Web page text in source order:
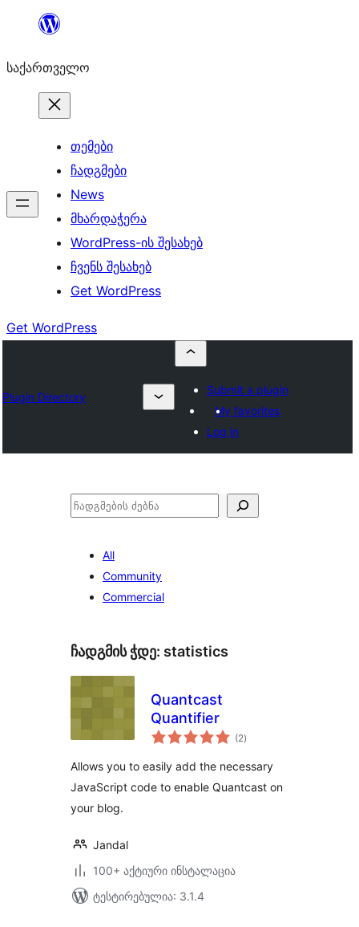
შიგთავსზე
საქართველო
თემები
ჩადგმები
News
მხარდაჭერა
WordPress-ის შესახებ
ჩვენს შესახებ
Get WordPress
Get WordPress
Plugin Directory
Submit a plugin
My favorites
Log in
ძებნა
All
Community
Commercial
ჩადგმის ჭდე: statistics
Quantcast
Quantifier
(2საერთო
რეიტინგი
)
Allows you to easily add the necessary
JavaScript code to enable Quantcast on
your blog.
Jandal
100+ აქტიური ინსტალაცია
ტესტირებულია: 3.1.4